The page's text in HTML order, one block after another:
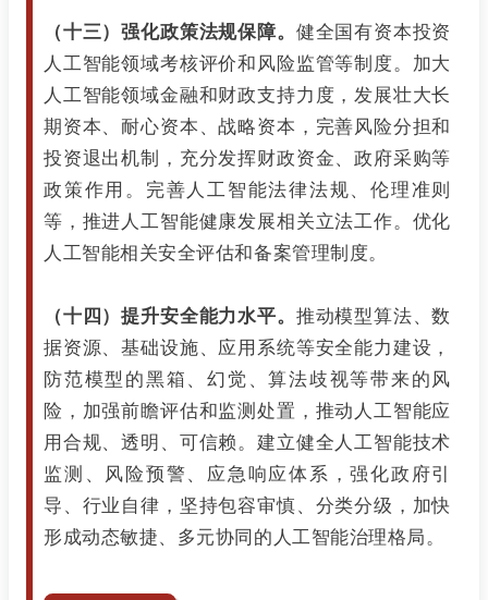
（十三）强化政策法规保障。 健全国有资本投资
人工智能领域考核评价和风险监管等制度。加大
人工智能领域金融和财政支持力度，发展壮大长
期资本、耐心资本、战略资本，完善风险分担和
投资退出机制，充分发挥财政资金、政府采购等
政策作用。完善人工智能法律法规、伦理准则
等，推进人工智能健康发展相关立法工作。优化
人工智能相关安全评估和备案管理制度。
（十四）提升安全能力水平。 推动模型算法、数
据资源、基础设施、应用系统等安全能力建设，
防范模型的黑箱、幻觉、算法歧视等带来的风
险，加强前瞻评估和监测处置，推动人工智能应
用合规、透明、可信赖。建立健全人工智能技术
监测、风险预警、应急响应体系，强化政府引
导、行业自律，坚持包容审慎、分类分级，加快
形成动态敏捷、多元协同的人工智能治理格局。